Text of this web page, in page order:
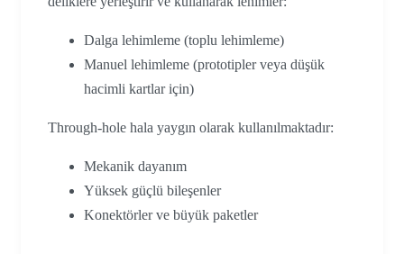
Dalga lehimleme (toplu lehimleme)
Manuel lehimleme (prototipler veya düşük
hacimli kartlar için)
Through-hole hala yaygın olarak kullanılmaktadır:
Mekanik dayanım
Yüksek güçlü bileşenler
Konektörler ve büyük paketler